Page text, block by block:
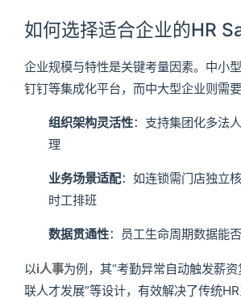
如何选择适合企业的HR
企业规模与特性是关键考量因素。中小
钉钉等集成化平台，而中大型企业则需要
组织架构灵活性：支持集团化多法
理
业务场景适配：如连锁需门店独立
时工排班
数据贯通性：员工生命周期数据能
以i人事为例，其“考勤异常自动触发薪资
联人才发展”等设计，有效解决了传统